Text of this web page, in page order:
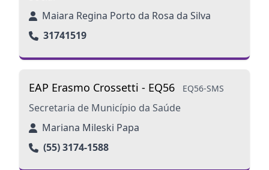
Maiara Regina Porto da Rosa da Silva
31741519
EAP Erasmo Crossetti - EQ56 EQ56-SMS
Secretaria de Município da Saúde
Mariana Mileski Papa
(55) 3174-1588